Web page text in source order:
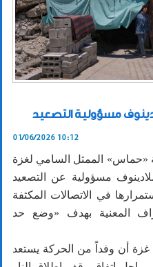
مسؤولية التصعيد
01/06/2026 10:12
الممثل السامي لغزة
مسؤولية عن التصعيد
في الاتصالات المكثفة
المعنية بهدف «وضع حد
أن وفداً من الحركة يستعد